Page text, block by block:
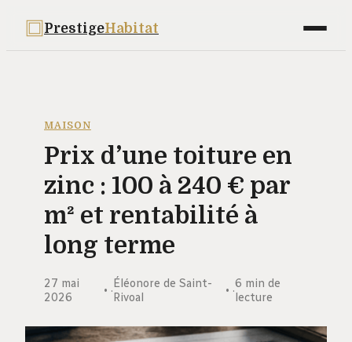
PrestigeHabitat
Déco
Bricolage
Jardinage
Immobilier
MAISON
Prix d’une toiture en
zinc : 100 à 240 € par
m² et rentabilité à
long terme
27 mai
2026
·Éléonore de Saint-
Rivoal
·6 min de
lecture